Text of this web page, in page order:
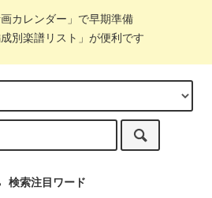
画カレンダー」で早期準備
成別楽譜リスト」が便利です
検索注目ワード